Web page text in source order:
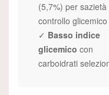
(5,7%) per sazietà
controllo glicemico
✓ Basso indice
glicemico con
carboidrati